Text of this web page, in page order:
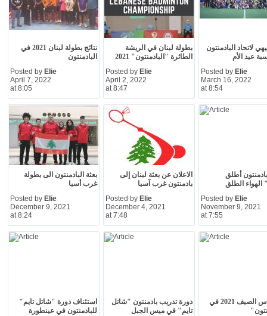
نتائج بطولة لبنان 2021 في
البادمنتون
Posted by Elie
April 7, 2022
at 8:05
بطولة لبنان في الريشة
الطائرة "البادمنتون" 2021
Posted by Elie
April 2, 2022
at 8:47
لاتحاد البادمنتون
عيد الأم
Posted by Elie
March 16, 2022
at 8:54
بعثة البادمنتون الى بطولة
غرب أسيا
Posted by Elie
December 9, 2021
at 8:24
الاعلان عن بعثة لبنان إلى
بادمنتون غرب آسيا
Posted by Elie
December 4, 2021
at 7:48
أطلق
الطلق
Posted by Elie
November 9, 2021
at 7:55
استئناف دورة "شاتل تايم"
للبادمنتون في عينطورة
دورة تدريب بادمنتون "شاتل
تايم" في ميس الجبل
ختام كأس الصيف 2021 في